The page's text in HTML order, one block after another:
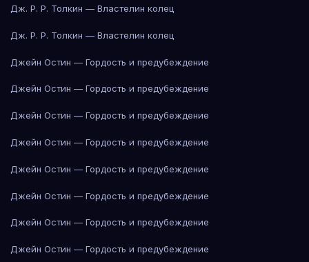
Дж. Р. Р. Толкин — Властелин колец
Дж. Р. Р. Толкин — Властелин колец
Джейн Остин — Гордость и предубеждение
Джейн Остин — Гордость и предубеждение
Джейн Остин — Гордость и предубеждение
Джейн Остин — Гордость и предубеждение
Джейн Остин — Гордость и предубеждение
Джейн Остин — Гордость и предубеждение
Джейн Остин — Гордость и предубеждение
Джейн Остин — Гордость и предубеждение